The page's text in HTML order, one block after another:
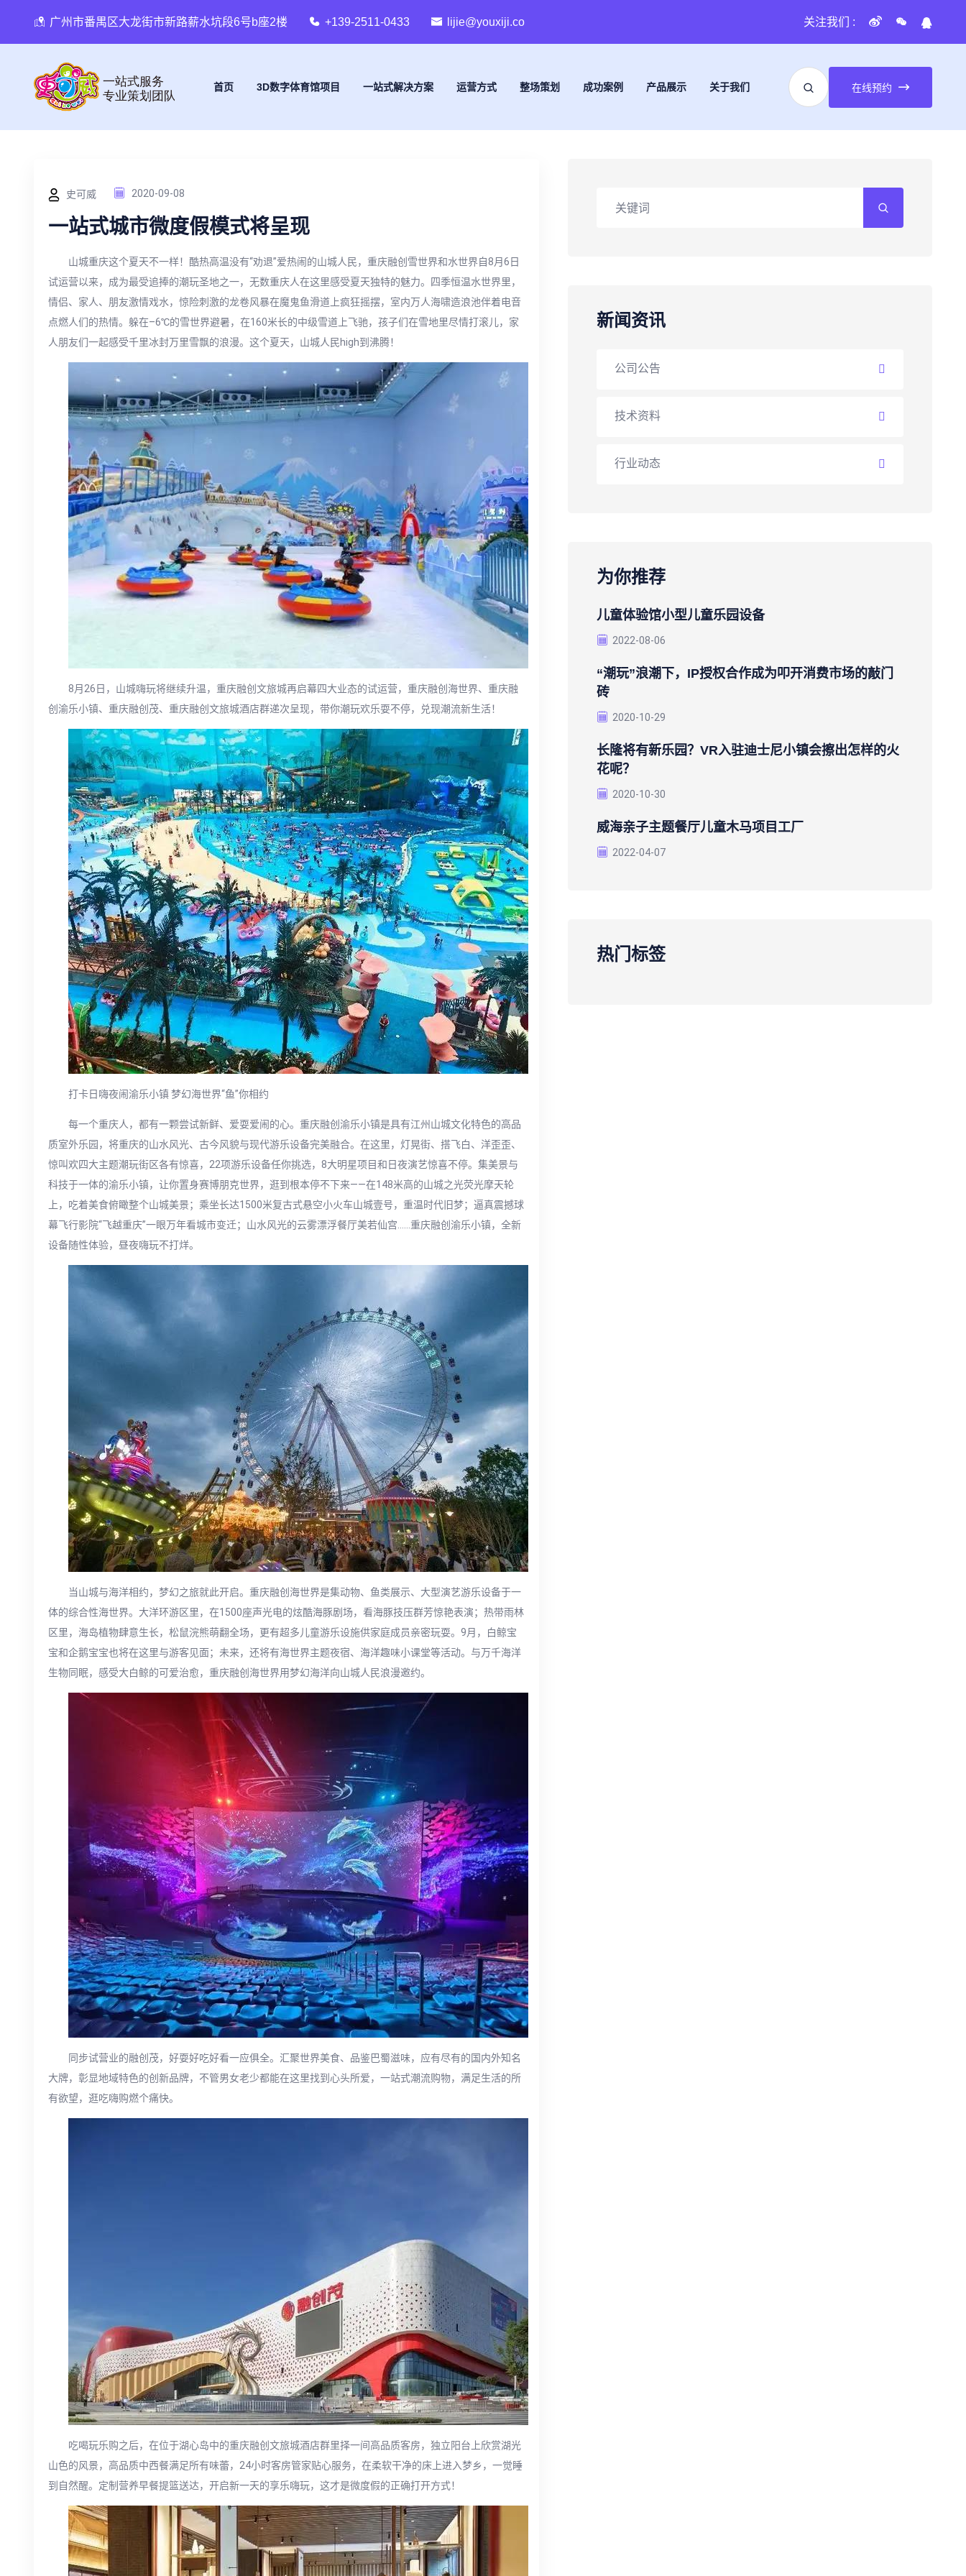
广州市番禺区大龙街市新路薪水坑段6号b座2楼 +139-2511-0433 lijie@youxiji.co 关注我们 :
首页 3D数字体育馆项目 一站式解决方案 运营方式 整场策划 成功案例 产品展示 关于我们 在线预约
史可威 2020-09-08
一站式城市微度假模式将呈现
山城重庆这个夏天不一样！酷热高温没有“劝退”爱热闹的山城人民，重庆融创雪世界和水世界自8月6日
试运营以来，成为最受追捧的潮玩圣地之一，无数重庆人在这里感受夏天独特的魅力。四季恒温水世界里，
情侣、家人、朋友激情戏水，惊险刺激的龙卷风暴在魔鬼鱼滑道上疯狂摇摆，室内万人海啸造浪池伴着电音
点燃人们的热情。躲在–6℃的雪世界避暑，在160米长的中级雪道上飞驰，孩子们在雪地里尽情打滚儿，家
人朋友们一起感受千里冰封万里雪飘的浪漫。这个夏天，山城人民high到沸腾！
8月26日，山城嗨玩将继续升温，重庆融创文旅城再启幕四大业态的试运营，重庆融创海世界、重庆融
创渝乐小镇、重庆融创茂、重庆融创文旅城酒店群递次呈现，带你潮玩欢乐耍不停，兑现潮流新生活！
打卡日嗨夜闹渝乐小镇 梦幻海世界“鱼”你相约
每一个重庆人，都有一颗尝试新鲜、爱耍爱闹的心。重庆融创渝乐小镇是具有江州山城文化特色的高品
质室外乐园，将重庆的山水风光、古今风貌与现代游乐设备完美融合。在这里，灯晃街、搭飞白、洋歪歪、
惊叫欢四大主题潮玩街区各有惊喜，22项游乐设备任你挑选，8大明星项目和日夜演艺惊喜不停。集美景与
科技于一体的渝乐小镇，让你置身赛博朋克世界，逛到根本停不下来——在148米高的山城之光荧光摩天轮
上，吃着美食俯瞰整个山城美景；乘坐长达1500米复古式悬空小火车山城壹号，重温时代旧梦；逼真震撼球
幕飞行影院“飞越重庆”一眼万年看城市变迁；山水风光的云雾漂浮餐厅美若仙宫……重庆融创渝乐小镇，全新
设备随性体验，昼夜嗨玩不打烊。
当山城与海洋相约，梦幻之旅就此开启。重庆融创海世界是集动物、鱼类展示、大型演艺游乐设备于一
体的综合性海世界。大洋环游区里，在1500座声光电的炫酷海豚剧场，看海豚技压群芳惊艳表演；热带雨林
区里，海岛植物肆意生长，松鼠浣熊萌翻全场，更有超多儿童游乐设施供家庭成员亲密玩耍。9月，白鲸宝
宝和企鹅宝宝也将在这里与游客见面；未来，还将有海世界主题夜宿、海洋趣味小课堂等活动。与万千海洋
生物同眠，感受大白鲸的可爱治愈，重庆融创海世界用梦幻海洋向山城人民浪漫邀约。
同步试营业的融创茂，好耍好吃好看一应俱全。汇聚世界美食、品鉴巴蜀滋味，应有尽有的国内外知名
大牌，彰显地域特色的创新品牌，不管男女老少都能在这里找到心头所爱，一站式潮流购物，满足生活的所
有欲望，逛吃嗨购燃个痛快。
吃喝玩乐购之后，在位于湖心岛中的重庆融创文旅城酒店群里择一间高品质客房，独立阳台上欣赏湖光
山色的风景，高品质中西餐满足所有味蕾，24小时客房管家贴心服务，在柔软干净的床上进入梦乡，一觉睡
到自然醒。定制营养早餐提篮送达，开启新一天的享乐嗨玩，这才是微度假的正确打开方式！
新闻资讯
公司公告
技术资料
行业动态
为你推荐
儿童体验馆小型儿童乐园设备
2022-08-06
“潮玩”浪潮下，IP授权合作成为叩开消费市场的敲门
砖
2020-10-29
长隆将有新乐园？VR入驻迪士尼小镇会擦出怎样的火
花呢？
2020-10-30
威海亲子主题餐厅儿童木马项目工厂
2022-04-07
热门标签